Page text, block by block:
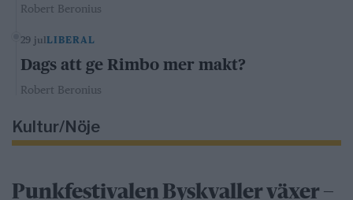
Robert Beronius
29 julLIBERAL
Dags att ge Rimbo mer makt?
Robert Beronius
Kultur/Nöje
Punkfestivalen Byskvaller växer –